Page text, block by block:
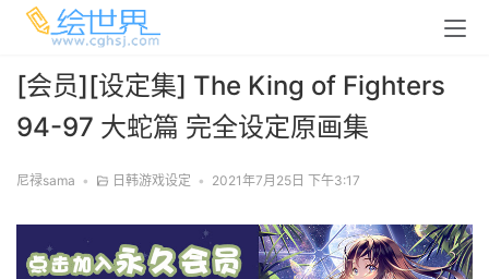
[会员][设定集] The King of Fighters
94-97 大蛇篇 完全设定原画集
尼禄sama • 日韩游戏设定 • 2021年7月25日 下午3:17